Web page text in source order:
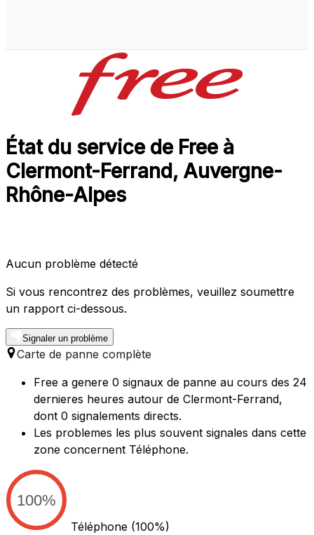
État du service de Free à
Clermont-Ferrand, Auvergne-
Rhône-Alpes
Aucun problème détecté
Si vous rencontrez des problèmes, veuillez soumettre
un rapport ci-dessous.
Signaler un problème
Carte de panne complète
Free a genere 0 signaux de panne au cours des 24
dernieres heures autour de Clermont-Ferrand,
dont 0 signalements directs.
Les problemes les plus souvent signales dans cette
zone concernent Téléphone.
100%
Téléphone (100%)